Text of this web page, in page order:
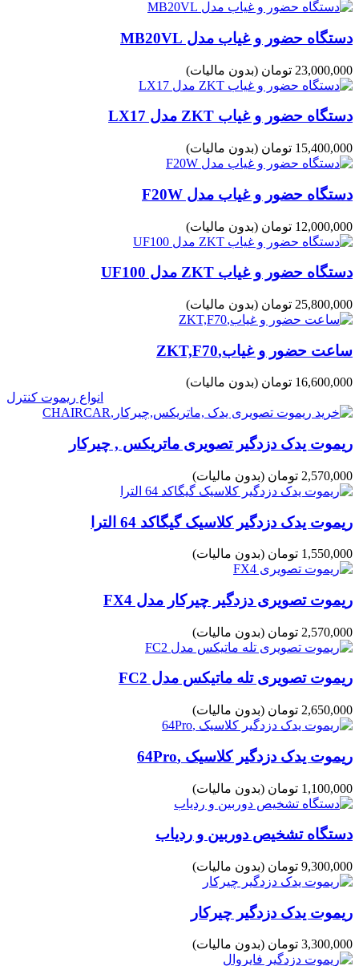
دستگاه حضور و غیاب مدل MB20VL
23,000,000 تومان (بدون مالیات)
دستگاه حضور و غیاب ZKT مدل LX17
15,400,000 تومان (بدون مالیات)
دستگاه حضور و غیاب مدل F20W
12,000,000 تومان (بدون مالیات)
دستگاه حضور و غیاب ZKT مدل UF100
25,800,000 تومان (بدون مالیات)
ساعت حضور و غیاب,ZKT,F70
16,600,000 تومان
(بدون مالیات)
انواع ریموت کنترل
ریموت یدک دزدگیر تصویری ماتریکس , چیرکار
2,570,000 تومان (بدون مالیات)
ریموت یدک دزدگیر کلاسیک گیگاکد 64 الترا
1,550,000 تومان (بدون مالیات)
ریموت تصویری دزدگیر چیرکار مدل FX4
2,570,000 تومان (بدون مالیات)
ریموت تصویری تله ماتیکس مدل FC2
2,650,000 تومان (بدون مالیات)
ریموت یدک دزدگیر کلاسیک ,64Pro
1,100,000 تومان (بدون مالیات)
دستگاه تشخیص دوربین و ردیاب
9,300,000 تومان (بدون مالیات)
ریموت یدک دزدگیر چیرکار
3,300,000 تومان (بدون مالیات)